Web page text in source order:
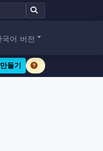
국어 버전
들기